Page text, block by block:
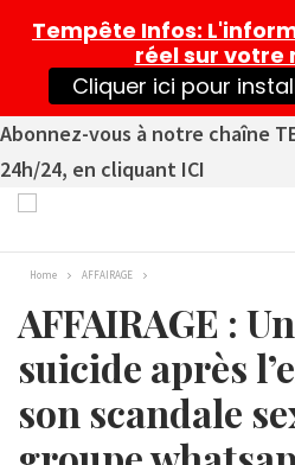
Abonnez-vous à notre chaîne
24h/24, en cliquant ICI
Home AFFAIRAGE
AFFAIRAGE :
suicide après
son scandale
Tempête Infos:
réel sur votre
Cliquer ici pour